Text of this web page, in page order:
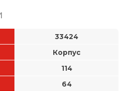
33424
Корпус
114
64